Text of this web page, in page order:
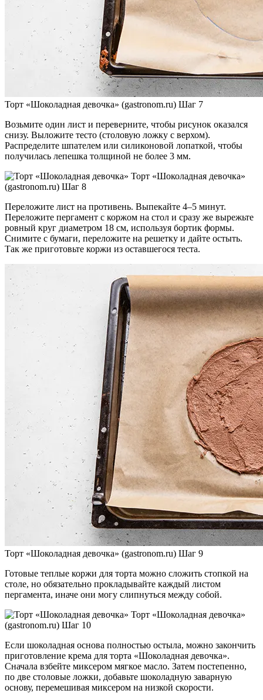
Торт «Шоколадная девочка» (gastronom.ru) Шаг 7
Возьмите один лист и переверните, чтобы рисунок оказался
снизу. Выложите тесто (столовую ложку с верхом).
Распределите шпателем или силиконовой лопаткой, чтобы
получилась лепешка толщиной не более 3 мм.
Торт «Шоколадная девочка»
(gastronom.ru) Шаг 8
Переложите лист на противень. Выпекайте 4–5 минут.
Переложите пергамент с коржом на стол и сразу же вырежьте
ровный круг диаметром 18 см, используя бортик формы.
Снимите с бумаги, переложите на решетку и дайте остыть.
Так же приготовьте коржи из оставшегося теста.
Торт «Шоколадная девочка» (gastronom.ru) Шаг 9
Готовые теплые коржи для торта можно сложить стопкой на
столе, но обязательно прокладывайте каждый листом
пергамента, иначе они могу слипнуться между собой.
Торт «Шоколадная девочка»
(gastronom.ru) Шаг 10
Если шоколадная основа полностью остыла, можно закончить
приготовление крема для торта «Шоколадная девочка».
Сначала взбейте миксером мягкое масло. Затем постепенно,
по две столовые ложки, добавьте шоколадную заварную
основу, перемешивая миксером на низкой скорости.